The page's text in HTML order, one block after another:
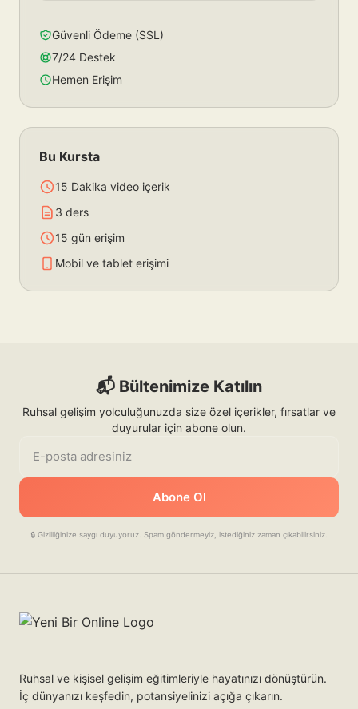
Güvenli Ödeme (SSL)
7/24 Destek
Hemen Erişim
Bu Kursta
15 Dakika video içerik
3 ders
15 gün erişim
Mobil ve tablet erişimi
📬 Bültenimize Katılın
Ruhsal gelişim yolculuğunuzda size özel içerikler, fırsatlar ve
duyurular için abone olun.
Abone Ol
🔒 Gizliliğinize saygı duyuyoruz. Spam göndermeyiz, istediğiniz zaman çıkabilirsiniz.
Ruhsal ve kişisel gelişim eğitimleriyle hayatınızı dönüştürün.
İç dünyanızı keşfedin, potansiyelinizi açığa çıkarın.